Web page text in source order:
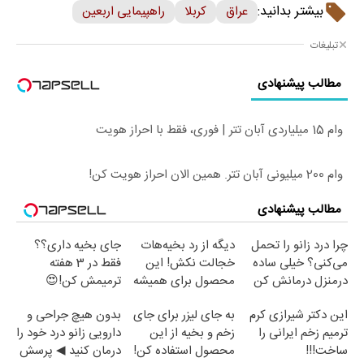
بیشتر بدانید: عراق کربلا راهپیمایی اربعین
تبلیغات
مطالب پیشنهادی
وام 15 میلیاردی آبان تتر | فوری، فقط با احراز هویت
وام 200 میلیونی آبان تتر. همین الان احراز هویت کن!
مطالب پیشنهادی
چرا درد زانو را تحمل
می‌کنی؟ خیلی ساده
درمنزل درمانش کن
دیگه از رد بخیه‌هات
خجالت نکش! این
محصول برای همیشه
جای بخیه داری؟؟
فقط در 3 هفته
ترمیمش کن!😍
این دکتر شیرازی کرم
ترمیم زخم ایرانی را
ساخت!!!
به جای لیزر برای جای
زخم و بخیه از این
محصول استفاده کن!
بدون هیچ جراحی و
دارویی زانو درد خود را
درمان کنید ◀ پرسش